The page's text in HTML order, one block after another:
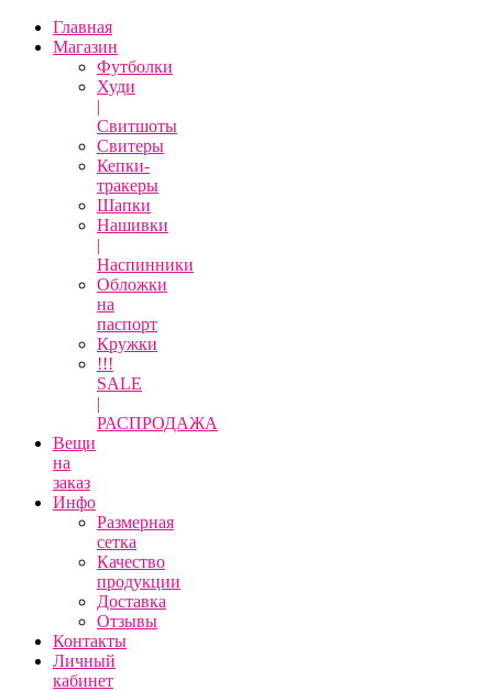
Главная
Магазин
Футболки
Худи
|
Свитшоты
Свитеры
Кепки-
тракеры
Шапки
Нашивки
|
Наспинники
Обложки
на
паспорт
Кружки
!!!
SALE
|
РАСПРОДАЖА
Вещи
на
заказ
Инфо
Размерная
сетка
Качество
продукции
Доставка
Отзывы
Контакты
Личный
кабинет